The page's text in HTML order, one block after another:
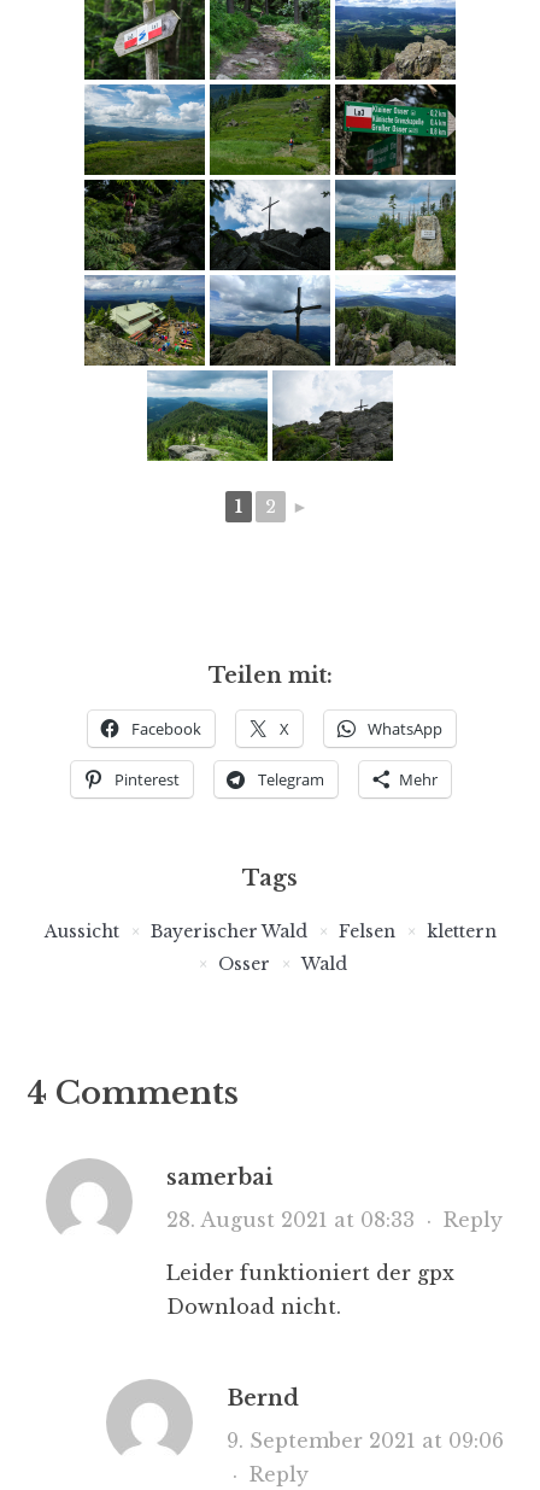
1 2 ►
Teilen mit:
Facebook X WhatsApp
Pinterest Telegram Mehr
Tags
Aussicht Bayerischer Wald Felsen
klettern
Osser
Wald
4 Comments
samerbai
28. August 2021 at 08:33 · Reply
Leider funktioniert der gpx
Download nicht.
Bernd
9. September 2021 at 09:06
· Reply